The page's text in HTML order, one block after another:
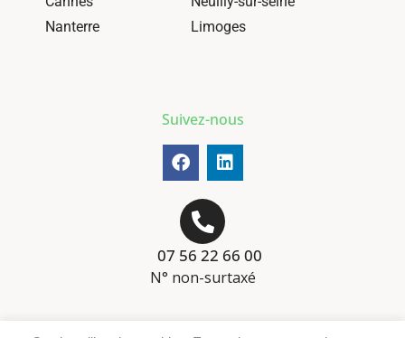
Nanterre
Limoges
Suivez-nous
07 56 22 66 00
N° non-surtaxé